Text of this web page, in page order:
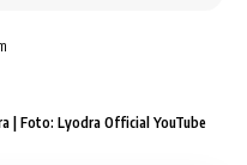
| Foto: Lyodra Official YouTube